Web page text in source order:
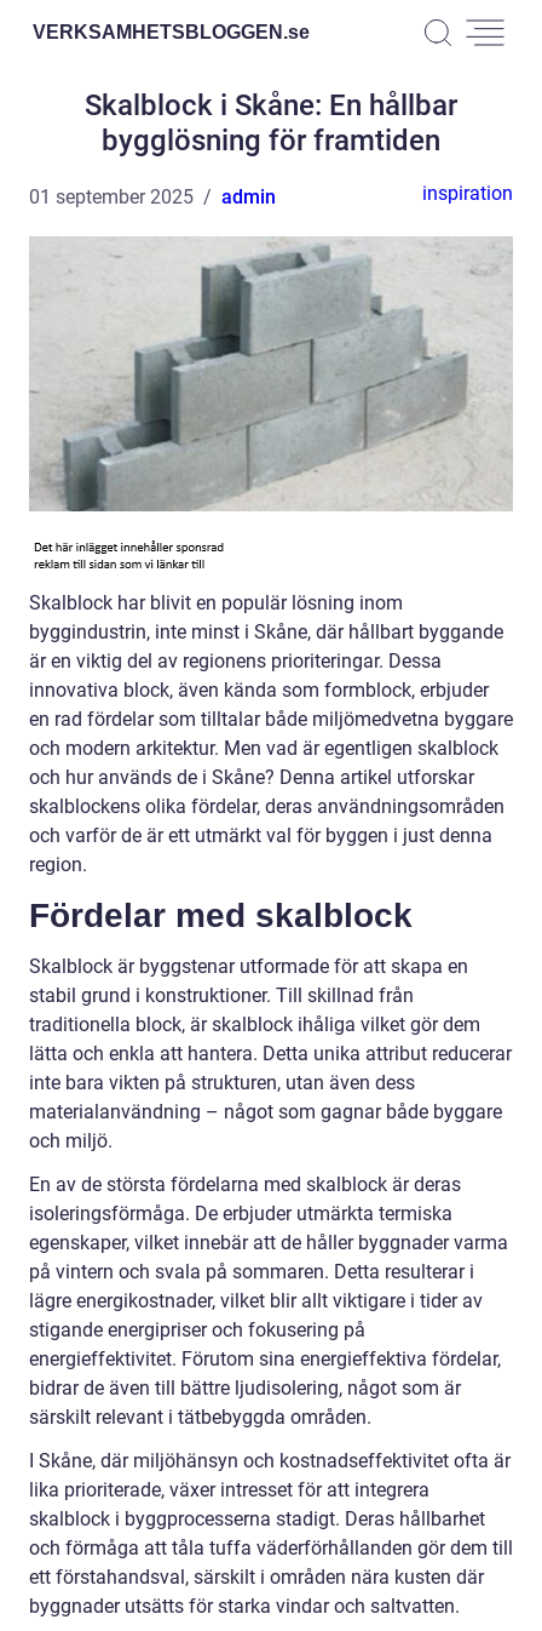
VERKSAMHETSBLOGGEN.se
Skalblock i Skåne: En hållbar
bygglösning för framtiden
01 september 2025 admin inspiration
Skalblock har blivit en populär lösning inom
byggindustrin, inte minst i Skåne, där hållbart byggande
är en viktig del av regionens prioriteringar. Dessa
innovativa block, även kända som formblock, erbjuder
en rad fördelar som tilltalar både miljömedvetna byggare
och modern arkitektur. Men vad är egentligen skalblock
och hur används de i Skåne? Denna artikel utforskar
skalblockens olika fördelar, deras användningsområden
och varför de är ett utmärkt val för byggen i just denna
region.
Fördelar med skalblock
Skalblock är byggstenar utformade för att skapa en
stabil grund i konstruktioner. Till skillnad från
traditionella block, är skalblock ihåliga vilket gör dem
lätta och enkla att hantera. Detta unika attribut reducerar
inte bara vikten på strukturen, utan även dess
materialanvändning – något som gagnar både byggare
och miljö.
En av de största fördelarna med skalblock är deras
isoleringsförmåga. De erbjuder utmärkta termiska
egenskaper, vilket innebär att de håller byggnader varma
på vintern och svala på sommaren. Detta resulterar i
lägre energikostnader, vilket blir allt viktigare i tider av
stigande energipriser och fokusering på
energieffektivitet. Förutom sina energieffektiva fördelar,
bidrar de även till bättre ljudisolering, något som är
särskilt relevant i tätbebyggda områden.
I Skåne, där miljöhänsyn och kostnadseffektivitet ofta är
lika prioriterade, växer intresset för att integrera
skalblock i byggprocesserna stadigt. Deras hållbarhet
och förmåga att tåla tuffa väderförhållanden gör dem till
ett förstahandsval, särskilt i områden nära kusten där
byggnader utsätts för starka vindar och saltvatten.